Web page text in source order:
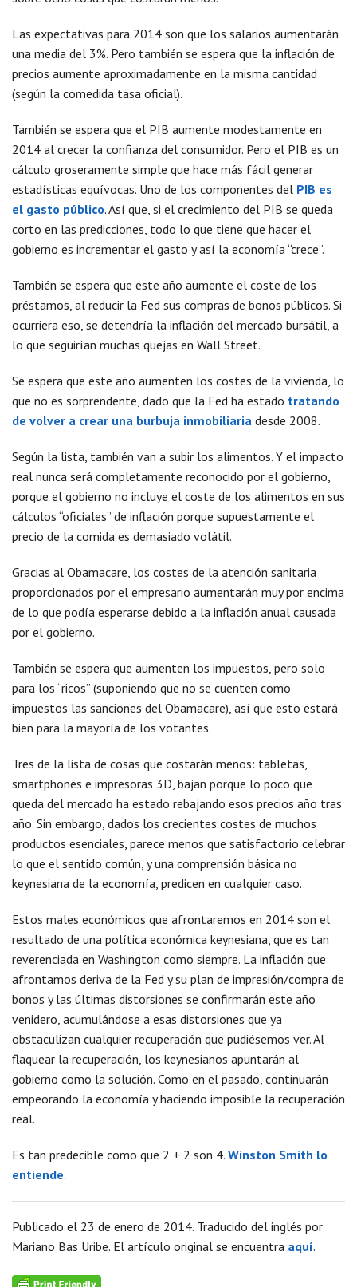
Las expectativas para 2014 son que los salarios aumentarán
una media del 3%. Pero también se espera que la inflación de
precios aumente aproximadamente en la misma cantidad
(según la comedida tasa oficial).
También se espera que el PIB aumente modestamente en
2014 al crecer la confianza del consumidor. Pero el PIB es un
cálculo groseramente simple que hace más fácil generar
estadísticas equívocas. Uno de los componentes del PIB es
el gasto público. Así que, si el crecimiento del PIB se queda
corto en las predicciones, todo lo que tiene que hacer el
gobierno es incrementar el gasto y así la economía “crece”.
También se espera que este año aumente el coste de los
préstamos, al reducir la Fed sus compras de bonos públicos. Si
ocurriera eso, se detendría la inflación del mercado bursátil, a
lo que seguirían muchas quejas en Wall Street.
Se espera que este año aumenten los costes de la vivienda, lo
que no es sorprendente, dado que la Fed ha estado tratando
de volver a crear una burbuja inmobiliaria desde 2008.
Según la lista, también van a subir los alimentos. Y el impacto
real nunca será completamente reconocido por el gobierno,
porque el gobierno no incluye el coste de los alimentos en sus
cálculos “oficiales” de inflación porque supuestamente el
precio de la comida es demasiado volátil.
Gracias al Obamacare, los costes de la atención sanitaria
proporcionados por el empresario aumentarán muy por encima
de lo que podía esperarse debido a la inflación anual causada
por el gobierno.
También se espera que aumenten los impuestos, pero solo
para los “ricos” (suponiendo que no se cuenten como
impuestos las sanciones del Obamacare), así que esto estará
bien para la mayoría de los votantes.
Tres de la lista de cosas que costarán menos: tabletas,
smartphones e impresoras 3D, bajan porque lo poco que
queda del mercado ha estado rebajando esos precios año tras
año. Sin embargo, dados los crecientes costes de muchos
productos esenciales, parece menos que satisfactorio celebrar
lo que el sentido común, y una comprensión básica no
keynesiana de la economía, predicen en cualquier caso.
Estos males económicos que afrontaremos en 2014 son el
resultado de una política económica keynesiana, que es tan
reverenciada en Washington como siempre. La inflación que
afrontamos deriva de la Fed y su plan de impresión/compra de
bonos y las últimas distorsiones se confirmarán este año
venidero, acumulándose a esas distorsiones que ya
obstaculizan cualquier recuperación que pudiésemos ver. Al
flaquear la recuperación, los keynesianos apuntarán al
gobierno como la solución. Como en el pasado, continuarán
empeorando la economía y haciendo imposible la recuperación
real.
Es tan predecible como que 2 + 2 son 4. Winston Smith lo
entiende.
Publicado el 23 de enero de 2014. Traducido del inglés por
Mariano Bas Uribe. El artículo original se encuentra aquí.